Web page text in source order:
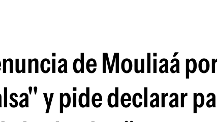
de Mouliaá
y pide declarar